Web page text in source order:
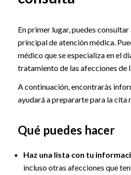
En primer lugar, puedes
principal de atención médica.
médico que se especializa en el
tratamiento de las afecciones de
A continuación, encontrarás
ayudará a prepararte para la cita
Qué puedes hacer
Haz una lista con tu
incluso otras afecciones que